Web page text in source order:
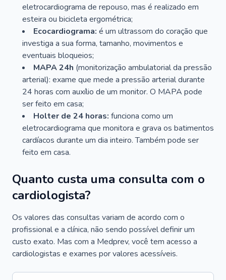
eletrocardiograma de repouso, mas é realizado em
esteira ou bicicleta ergométrica;
Ecocardiograma: é um ultrassom do coração que
investiga a sua forma, tamanho, movimentos e
eventuais bloqueios;
MAPA 24h (monitorização ambulatorial da pressão
arterial): exame que mede a pressão arterial durante
24 horas com auxílio de um monitor. O MAPA pode
ser feito em casa;
Holter de 24 horas: funciona como um
eletrocardiograma que monitora e grava os batimentos
cardíacos durante um dia inteiro. Também pode ser
feito em casa.
Quanto custa uma consulta com o
cardiologista?
Os valores das consultas variam de acordo com o
profissional e a clínica, não sendo possível definir um
custo exato. Mas com a Medprev, você tem acesso a
cardiologistas e exames por valores acessíveis.